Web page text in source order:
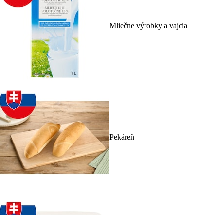
Mliečne výrobky a vajcia
Pekáreň